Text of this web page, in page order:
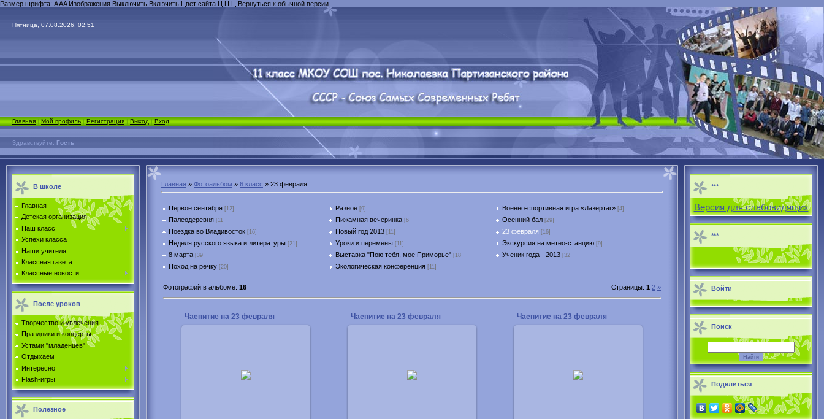
Размер шрифта: AAAИзображения Выключить Включить Цвет сайта Ц Ц Ц Вернуться к обычной версии
Пятница, 07.08.2026, 02:51
Главная|Мой профиль|Регистрация |Выход|Вход
Здравствуйте, Гость
В школе
Главная
Детская организация
Наш класс
Успехи класса
Наши учителя
Классная газета
Классные новости
После уроков
Творчество и увлечения
Праздники и концерты
Устами "младенцев"
Отдыхаем
Интересно
Flash-игры
Полезное
Главная » Фотоальбом » 6 класс » 23 февраля
Первое сентября [12] Разное [9] Военно-спортивная игра «Лазертаг» [4]
Палеодеревня [11] Пижамная вечеринка [6] Осенний бал [29]
Поездка во Владивосток [16] Новый год 2013 [11] 23 февраля [16]
Неделя русского языка и литературы [21] Уроки и перемены [11] Экскурсия на метео-станцию [9]
8 марта [39] Выставка "Пою тебя, мое Приморье" [18] Ученик года - 2013 [32]
Поход на речку [20] Экологическая конференция [11]
Фотографий в альбоме: 16 Страницы: 1 2 »
Чаепитие на 23 февраля Чаепитие на 23 февраля Чаепитие на 23 февраля
***
Версия для слабовидящих
***
Войти
Поиск
Поделиться